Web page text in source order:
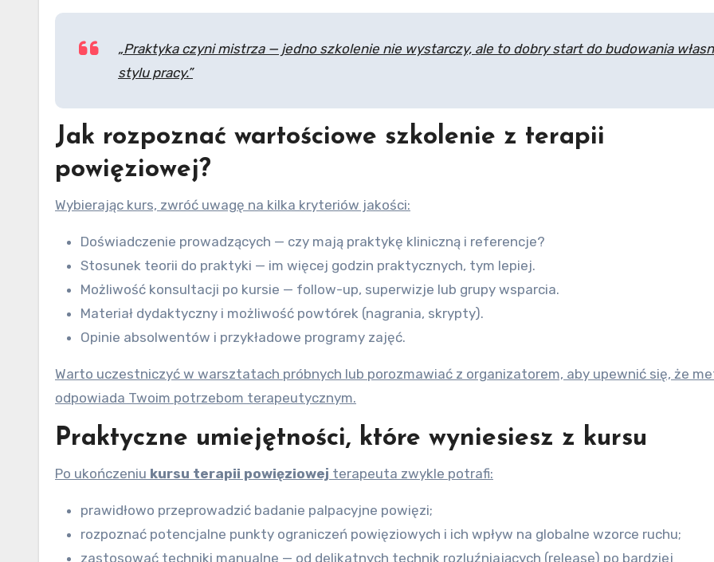
„Praktyka czyni mistrza — jedno szkolenie nie wystarczy, ale to dobry start do budowania
stylu pracy.”
Jak rozpoznać wartościowe szkolenie z terapii
powięziowej?
Wybierając kurs, zwróć uwagę na kilka kryteriów jakości:
Doświadczenie prowadzących — czy mają praktykę kliniczną i referencje?
Stosunek teorii do praktyki — im więcej godzin praktycznych, tym lepiej.
Możliwość konsultacji po kursie — follow-up, superwizje lub grupy wsparcia.
Materiał dydaktyczny i możliwość powtórek (nagrania, skrypty).
Opinie absolwentów i przykładowe programy zajęć.
Warto uczestniczyć w warsztatach próbnych lub porozmawiać z organizatorem, aby upewnić się, że
odpowiada Twoim potrzebom terapeutycznym.
Praktyczne umiejętności, które wyniesiesz z kursu
Po ukończeniu kursu terapii powięziowej terapeuta zwykle potrafi:
prawidłowo przeprowadzić badanie palpacyjne powięzi;
rozpoznać potencjalne punkty ograniczeń powięziowych i ich wpływ na globalne wzorce ruchu;
zastosować techniki manualne — od delikatnych technik rozluźniających (release) po bardziej